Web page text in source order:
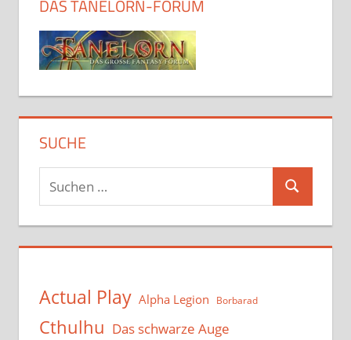
DAS TANELORN-FORUM
SUCHE
Suchen
nach:
Suchen
Actual Play Alpha Legion Borbarad
Cthulhu Das schwarze Auge